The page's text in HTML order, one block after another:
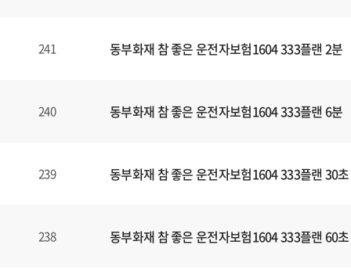
241 동부화재 참 좋은 운전자보험1604 333플랜 2분
240 동부화재 참 좋은 운전자보험1604 333플랜 6분
239 동부화재 참 좋은 운전자보험1604 333플랜 30초
238 동부화재 참 좋은 운전자보험1604 333플랜 60초